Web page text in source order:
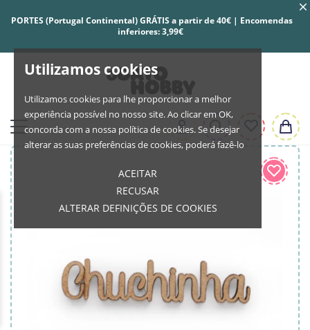
Utilizamos cookies
Utilizamos cookies para lhe proporcionar a melhor
experiência possível no nosso site. Ao clicar em OK,
concorda com a nossa política de cookies. Se desejar
alterar as suas preferências de cookies, poderá fazê-lo
ACEITAR
RECUSAR
ALTERAR DEFINIÇÕES DE COOKIES
PORTES (Portugal Continental) GRÁTIS a partir de 40€ | Encomendas
inferiores: 3,99€